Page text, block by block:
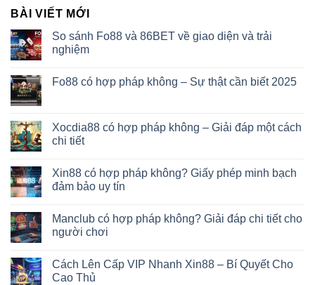
BÀI VIẾT MỚI
So sánh Fo88 và 86BET về giao diện và trải
nghiệm
Fo88 có hợp pháp không – Sự thật cần biết 2025
Xocdia88 có hợp pháp không – Giải đáp một cách
chi tiết
Xin88 có hợp pháp không? Giấy phép minh bạch
đảm bảo uy tín
Manclub có hợp pháp không? Giải đáp chi tiết cho
người chơi
Cách Lên Cấp VIP Nhanh Xin88 – Bí Quyết Cho
Cao Thủ